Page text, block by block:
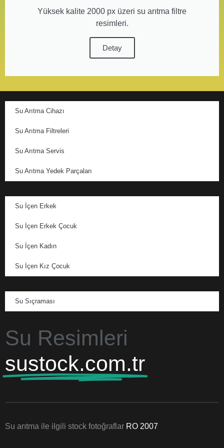
Yüksek kalite 2000 px üzeri su arıtma filtre
resimleri.
Detay
Su Arıtma Cihazı
Su Arıtma Filtreleri
Su Arıtma Servis
Su Arıtma Yedek Parçaları
Su İçen Erkek
Su İçen Erkek Çocuk
Su İçen Kadın
Su İçen Kız Çocuk
Su Sıçraması
Su Resimleri
sustock.com.tr
Su arıtma ile ilgili stock fotoğraflar RO 2007